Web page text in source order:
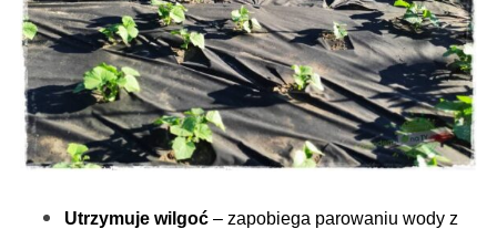
Utrzymuje wilgoć– zapobiega parowaniu wody z